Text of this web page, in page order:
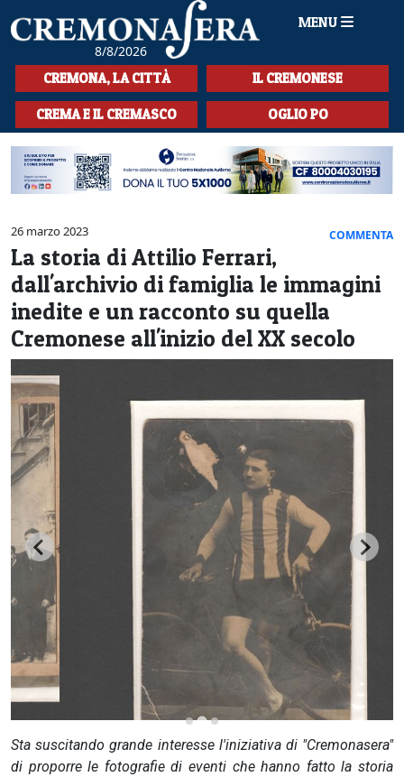
8/8/2026
MENU
HOME
CRONACA
SPORT
LA MUSICA
CULTURA
LA STORIA
SPETTACOLI
L'EDITORIALE
SEZIONI
CERCA
CREMONA, LA CITTÀ IL CREMONESE
CREMA E IL CREMASCO OGLIO PO
26 marzo 2023 COMMENTA
La storia di Attilio Ferrari,
dall'archivio di famiglia le immagini
inedite e un racconto su quella
Cremonese all'inizio del XX secolo
Sta suscitando grande interesse l'iniziativa di "Cremonasera"
di proporre le fotografie di eventi che hanno fatto la storia